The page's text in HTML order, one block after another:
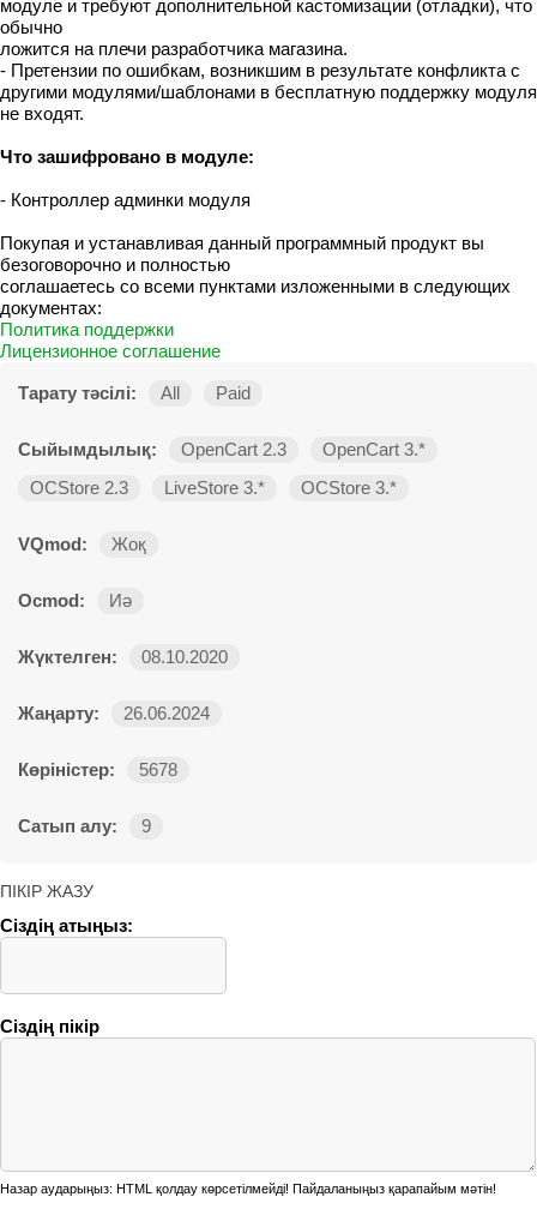
модуле и требуют дополнительной кастомизации (отладки), что
обычно
ложится на плечи разработчика магазина.
- Претензии по ошибкам, возникшим в результате конфликта с
другими модулями/шаблонами в бесплатную поддержку модуля
не входят.
Что зашифровано в модуле:
- Контроллер админки модуля
Покупая и устанавливая данный программный продукт вы
безоговорочно и полностью
соглашаетесь со всеми пунктами изложенными в следующих
документах:
Политика поддержки
Лицензионное соглашение
Тарату тәсілі: All Paid
Сыйымдылық: OpenCart 2.3
OpenCart 3.*
OCStore 2.3
LiveStore 3.* OCStore 3.*
VQmod: Жоқ
Ocmod: Иә
Жүктелген: 08.10.2020
Жаңарту: 26.06.2024
Көріністер: 5678
Сатып алу: 9
ПІКІР ЖАЗУ
Сіздің атыңыз:
Сіздің пікір
Назар аударыңыз: HTML қолдау көрсетілмейді! Пайдаланыңыз қарапайым мәтін!